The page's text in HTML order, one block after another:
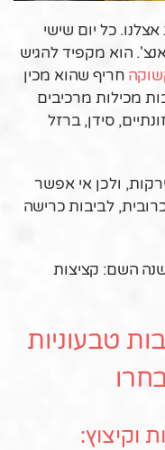
כל יום שישי
הוא מקפיד להגיש
חריף שהוא מכין
מכילות מרכיבים
סידן, ברזל
ולכן אי אפשר
לביבות כרישה
השם: קציצות
טבעוניות
וקיצוץ: